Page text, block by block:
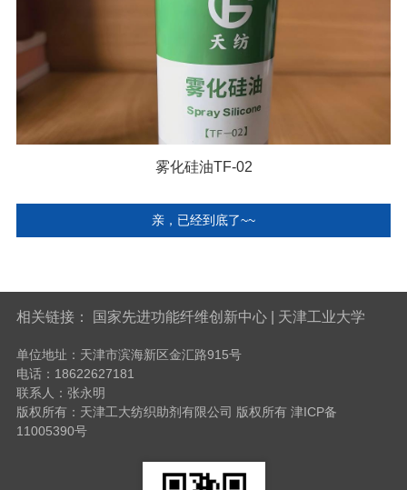
雾化硅油TF-02
亲，已经到底了~~
相关链接： 国家先进功能纤维创新中心| 天津工业大学
单位地址：天津市滨海新区金汇路915号
电话：18622627181
联系人：张永明
版权所有：天津工大纺织助剂有限公司 版权所有 津ICP备
11005390号